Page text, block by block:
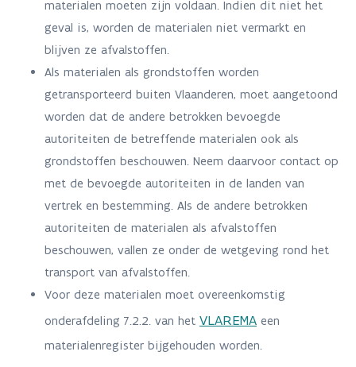
materialen moeten zijn voldaan. Indien dit niet het
geval is, worden de materialen niet vermarkt en
blijven ze afvalstoffen.
Als materialen als grondstoffen worden
getransporteerd buiten Vlaanderen, moet aangetoond
worden dat de andere betrokken bevoegde
autoriteiten de betreffende materialen ook als
grondstoffen beschouwen. Neem daarvoor contact op
met de bevoegde autoriteiten in de landen van
vertrek en bestemming. Als de andere betrokken
autoriteiten de materialen als afvalstoffen
beschouwen, vallen ze onder de wetgeving rond het
transport van afvalstoffen.
Voor deze materialen moet overeenkomstig
onderafdeling 7.2.2. van het VLAREMA een
materialenregister bijgehouden worden.